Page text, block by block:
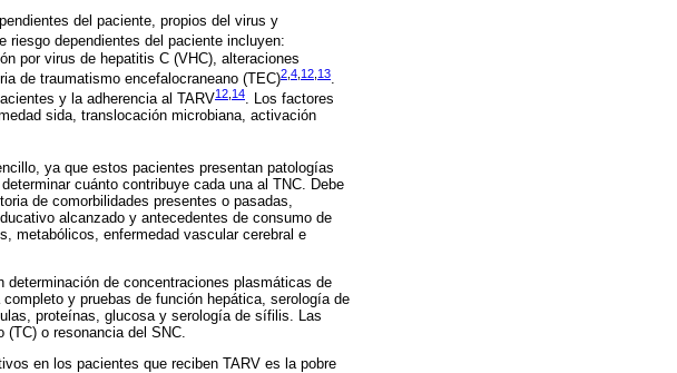
del paciente, propios del virus y
riesgo dependientes del paciente incluyen:
por virus de hepatitis C (VHC), alteraciones
de traumatismo encefalocraneano (TEC)2 4 12 13
y la adherencia al TARV12 14. Los factores
sida, translocación microbiana, activación
ya que estos pacientes presentan patologías
cuánto contribuye cada una al TNC. Debe
de comorbilidades presentes o pasadas,
alcanzado y antecedentes de consumo de
metabólicos, enfermedad vascular cerebral e
de concentraciones plasmáticas de
y pruebas de función hepática, serología de
proteínas, glucosa y serología de sífilis. Las
o resonancia del SNC.
en los pacientes que reciben TARV es la pobre